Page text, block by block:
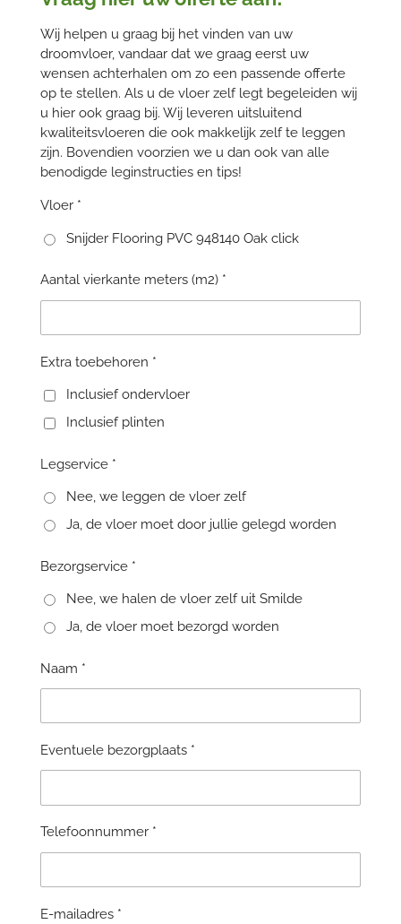
Wij helpen u graag bij het vinden van uw
droomvloer, vandaar dat we graag eerst uw
wensen achterhalen om zo een passende offerte
op te stellen. Als u de vloer zelf legt begeleiden wij
u hier ook graag bij. Wij leveren uitsluitend
kwaliteitsvloeren die ook makkelijk zelf te leggen
zijn. Bovendien voorzien we u dan ook van alle
benodigde leginstructies en tips!
Vloer *
Snijder Flooring PVC 948140 Oak click
Aantal vierkante meters (m2) *
Extra toebehoren *
Inclusief ondervloer
Inclusief plinten
Legservice *
Nee, we leggen de vloer zelf
Ja, de vloer moet door jullie gelegd worden
Bezorgservice *
Nee, we halen de vloer zelf uit Smilde
Ja, de vloer moet bezorgd worden
Naam *
Eventuele bezorgplaats *
Telefoonnummer *
E-mailadres *